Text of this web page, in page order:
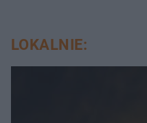
LOKALNIE: